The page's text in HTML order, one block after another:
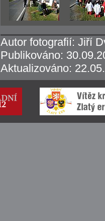
Autor fotografií: Jiří
Publikováno:
Aktualizováno: